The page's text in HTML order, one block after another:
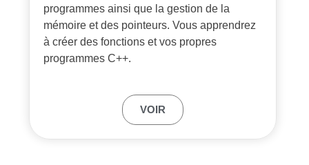
programmes ainsi que la gestion de la
mémoire et des pointeurs. Vous apprendrez
à créer des fonctions et vos propres
programmes C++.
VOIR